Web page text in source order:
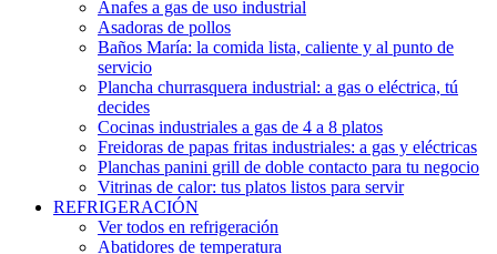
Anafes a gas de uso industrial
Asadoras de pollos
Baños María: la comida lista, caliente y al punto de
servicio
Plancha churrasquera industrial: a gas o eléctrica, tú
decides
Cocinas industriales a gas de 4 a 8 platos
Freidoras de papas fritas industriales: a gas y eléctricas
Planchas panini grill de doble contacto para tu negocio
Vitrinas de calor: tus platos listos para servir
REFRIGERACIÓN
Ver todos en refrigeración
Abatidores de temperatura